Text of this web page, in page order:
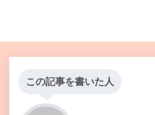
この記事を書いた人